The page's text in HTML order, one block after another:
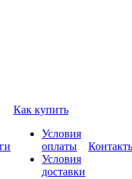
Как купить
Условия
оплаты
Условия
доставки